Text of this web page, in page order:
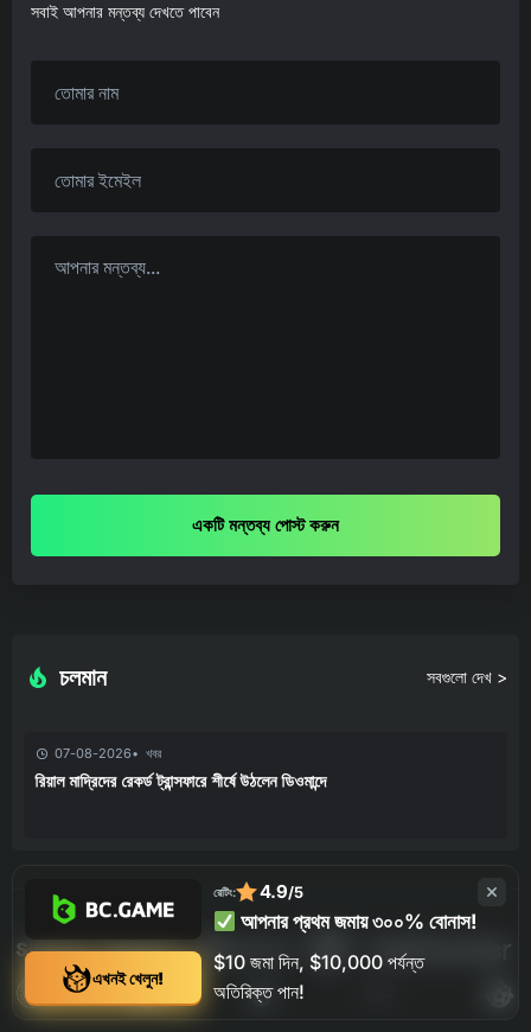
সবাই আপনার মন্তব্য দেখতে পাবেন
একটি মন্তব্য পোস্ট করুন
চলমান সবগুলো দেখ >
07-08-2026 খবর
রিয়াল মাদ্রিদের রেকর্ড ট্রান্সফারে শীর্ষে উঠলেন ডিওমান্দে
এখনই খেলুন!
রেটিং: 4.9/5
আপনার প্রথম জমায় ৩০০% বোনাস!
$10 জমা দিন, $10,000 পর্যন্ত
অতিরিক্ত পান!